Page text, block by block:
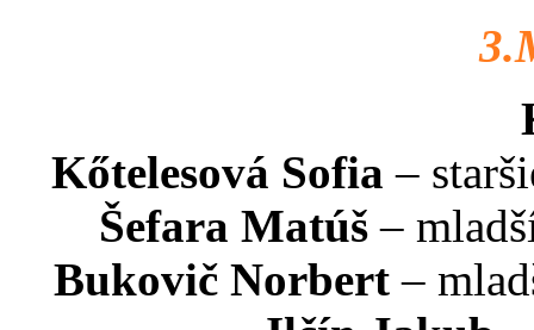
Kőtelesová Sofia –
Šefara Matúš–
Bukovič Norbert–